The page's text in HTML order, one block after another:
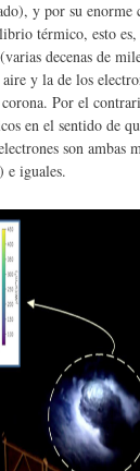
y por su enorme
térmico, esto
decenas de
y la de los
Por el
en el sentido de
son ambas
e iguales.